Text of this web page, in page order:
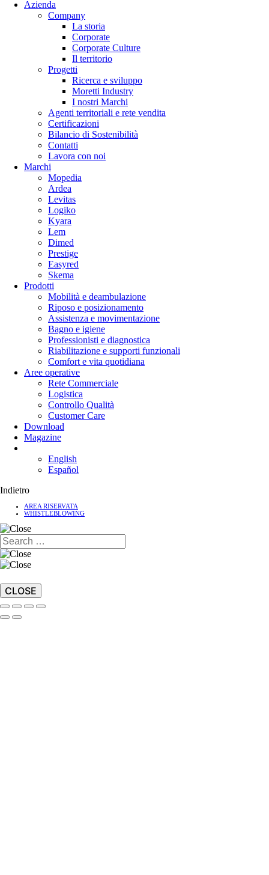
Azienda
Company
La storia
Corporate
Corporate Culture
Il territorio
Progetti
Ricerca e sviluppo
Moretti Industry
I nostri Marchi
Agenti territoriali e rete vendita
Certificazioni
Bilancio di Sostenibilità
Contatti
Lavora con noi
Marchi
Mopedia
Ardea
Levitas
Logiko
Kyara
Lem
Dimed
Prestige
Easyred
Skema
Prodotti
Mobilità e deambulazione
Riposo e posizionamento
Assistenza e movimentazione
Bagno e igiene
Professionisti e diagnostica
Riabilitazione e supporti funzionali
Comfort e vita quotidiana
Aree operative
Rete Commerciale
Logistica
Controllo Qualità
Customer Care
Download
Magazine
English
Español
Indietro
AREA RISERVATA
WHISTLEBLOWING
CLOSE